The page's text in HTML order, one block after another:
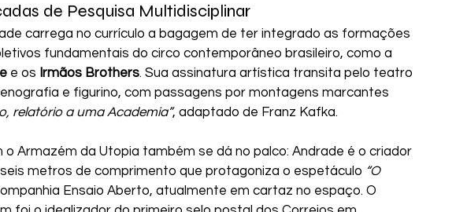
de Pesquisa Multidisciplinar
carrega no currículo a bagagem de ter integrado as formações
fundamentais do circo contemporâneo brasileiro, como a
e os Irmãos Brothers. Sua assinatura artística transita pelo teatro
e figurino, com passagens por montagens marcantes
relatório a uma Academia”, adaptado de Franz Kafka.
o Armazém da Utopia também se dá no palco: Andrade é o criador
metros de comprimento que protagoniza o espetáculo “O
Ensaio Aberto, atualmente em cartaz no espaço. O